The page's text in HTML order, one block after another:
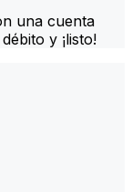
una cuenta
y ¡listo!